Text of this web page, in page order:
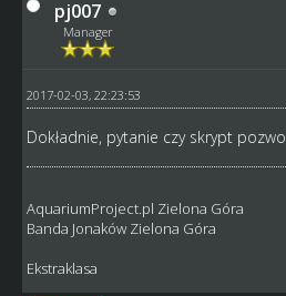
pj007
Manager
2017-02-03, 22:23:53
Dokładnie, pytanie czy skrypt
AquariumProject.pl Zielona Góra
Banda Jonaków Zielona Góra
Ekstraklasa